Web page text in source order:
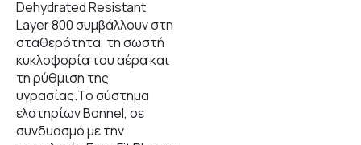
Dehydrated Resistant
Layer 800 συμβάλλουν στη
σταθερότητα, τη σωστή
κυκλοφορία του αέρα και
τη ρύθμιση της
υγρασίας.Το σύστημα
ελατηρίων Bonnel, σε
συνδυασμό με την